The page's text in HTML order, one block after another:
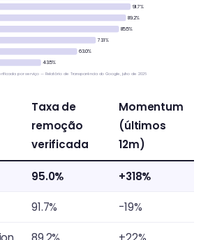
91.7%
89.2%
85.5%
73.1%
63.0%
43.5%
por serviço — Relatório de Transparência do Google, julho de 2026
Taxa de
remoção
verificada
Momentum
(últimos
12m)
95.0% +318%
91.7% -19%